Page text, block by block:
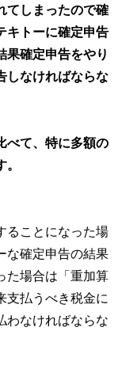
てしまったので確
キトーに確定申告
果確定申告をやり
しなければならな
べて、特に多額の
ることになった場
な確定申告の結果
た場合は「重加算
支払うべき税金に
わなければならな